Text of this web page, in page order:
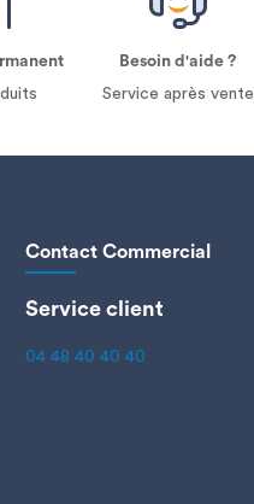
Besoin d'aide ?
Service après vente
Contact Commercial
Service client
04 48 40 40 40